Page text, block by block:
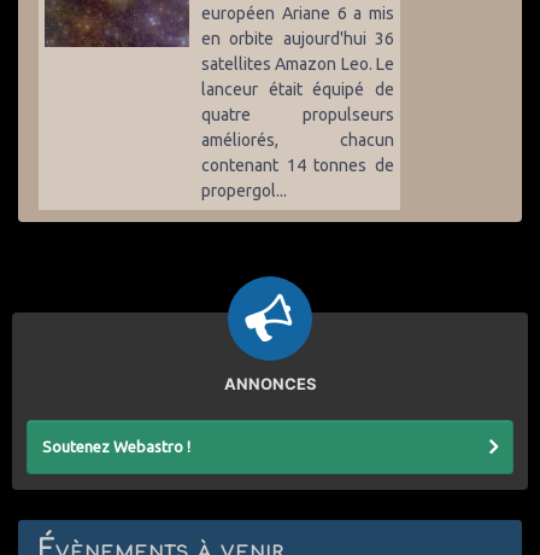
européen Ariane 6 a mis
en orbite aujourd'hui 36
satellites Amazon Leo. Le
lanceur était équipé de
quatre propulseurs
améliorés, chacun
contenant 14 tonnes de
propergol...
ANNONCES
Soutenez Webastro !